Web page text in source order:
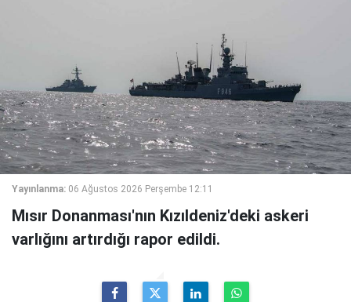
Yayınlanma: 06 Ağustos 2026 Perşembe 12:11
Mısır Donanması'nın Kızıldeniz'deki askeri
varlığını artırdığı rapor edildi.